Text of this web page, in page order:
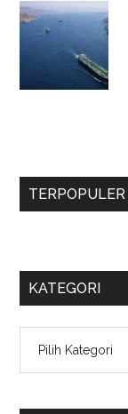
TERPOPULER
KATEGORI